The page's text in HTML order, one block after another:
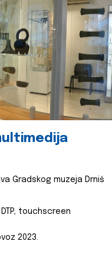
Gradskog muzeja Drniš
touchscreen
2023.